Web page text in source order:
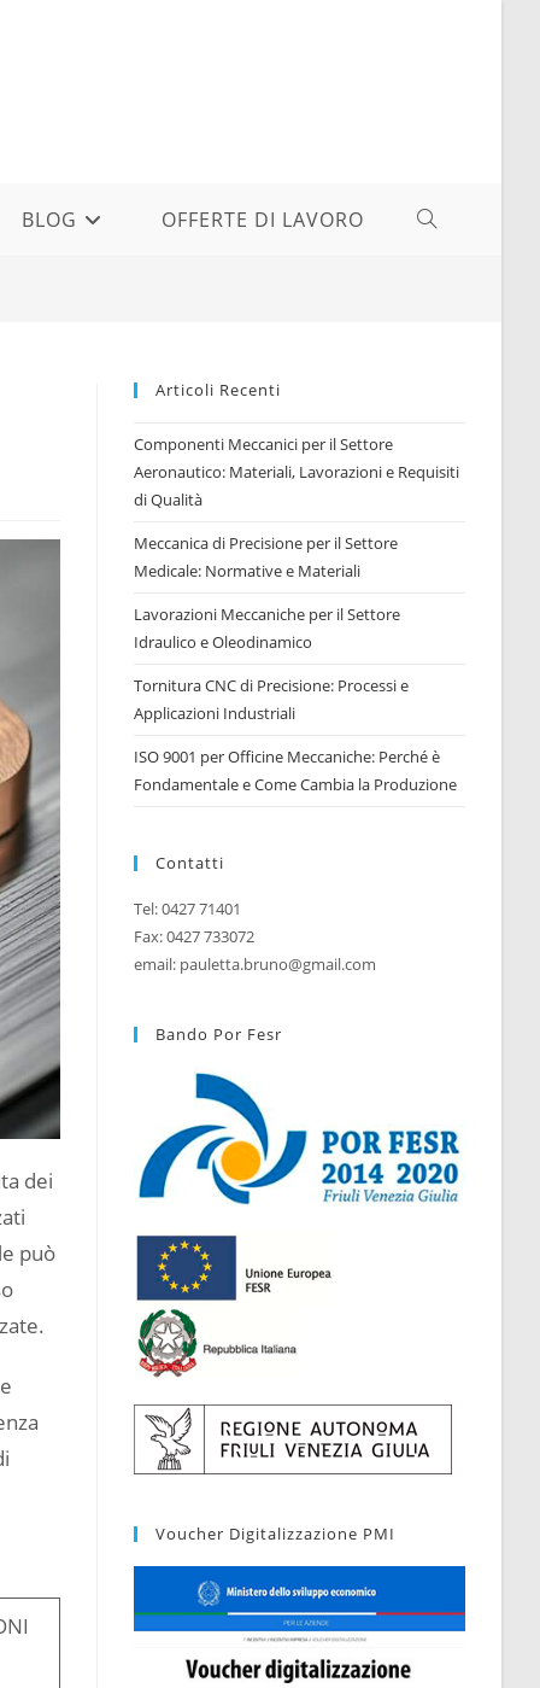
BLOG OFFERTE DI LAVORO ATTIVA/
dei
può
Articoli Recenti
Componenti Meccanici per il Settore
Aeronautico: Materiali, Lavorazioni e Requisiti
di Qualità
Meccanica di Precisione per il Settore
Medicale: Normative e Materiali
Lavorazioni Meccaniche per il Settore
Idraulico e Oleodinamico
Tornitura CNC di Precisione: Processi e
Applicazioni Industriali
ISO 9001 per Officine Meccaniche: Perché è
Fondamentale e Come Cambia la Produzione
Contatti
Tel: 0427 71401
Fax: 0427 733072
email: pauletta.bruno@gmail.com
Bando Por Fesr
Voucher Digitalizzazione PMI